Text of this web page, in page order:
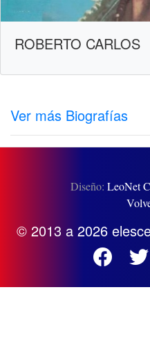
ROBERTO CARLOS
Ver más Biografías
Diseño: LeoNet
© 2013 a 2026